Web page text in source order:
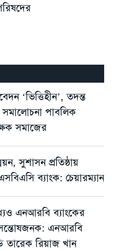
‘ভিত্তিহীন’, তদন্ত
পাবলিক
সমাজের
সুশাসন প্রতিষ্ঠায়
ব্যাংক: চেয়ারম্যান
এনআরবি ব্যাংকের
এনআরবি
তারেক রিয়াজ খান